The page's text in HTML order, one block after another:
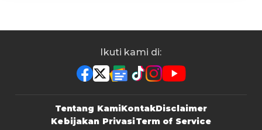
Ikuti kami di:
Tentang KamiKontakDisclaimer
Kebijakan PrivasiTerm of Service